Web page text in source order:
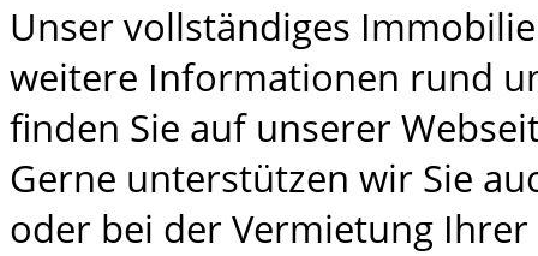
Unser vollständiges
weitere Informationen rund
finden Sie auf unserer
Gerne unterstützen wir Sie
oder bei der Vermietung